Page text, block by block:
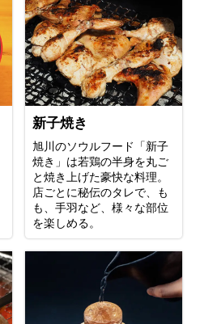
新子焼き
旭川のソウルフード「新子
焼き」は若鶏の半身を丸ご
と焼き上げた豪快な料理。
店ごとに秘伝のタレで、も
も、手羽など、様々な部位
を楽しめる。